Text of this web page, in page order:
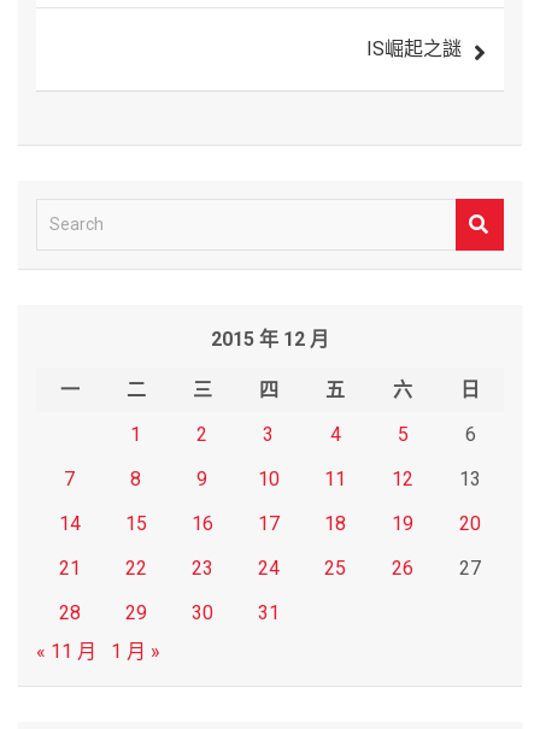
導
IS崛起之謎
e
2015 年 12 月
一 二 三 四 五 六
日
1
2 3 4 5
6
7
8 9 10 11 12
13
14
15 16 17 18 19
20
21
22 23 24 25 26
27
28
29 30
31
« 11 月
1 月 »